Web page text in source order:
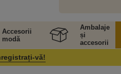
Accesorii
modă
Ambalaje
și
accesorii
vă!